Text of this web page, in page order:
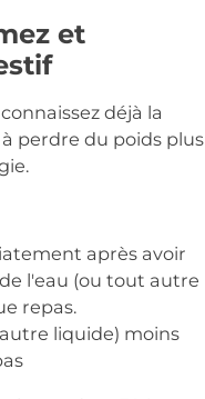
et
déjà la
perdre du poids plus
après avoir
l'eau (ou tout autre
repas.
liquide) moins